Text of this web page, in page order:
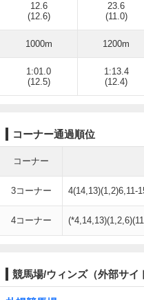
12.6
(12.6)
23.6
(11.0)
1000m 1200m
1:01.0
(12.5)
1:13.4
(12.4)
コーナー通過順位
コーナー
3コーナー 4(14,13)(1,2)6,11-
4コーナー
競馬場/ウィンズ（外部サイ